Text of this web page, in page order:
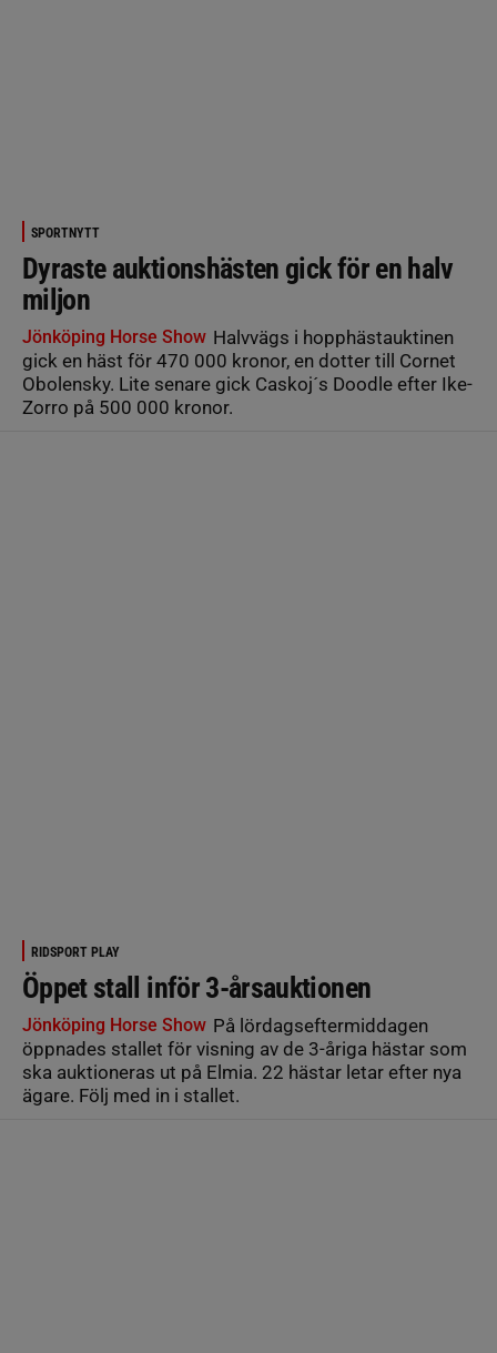
SPORTNYTT
Dyraste auktionshästen gick för en halv
miljon
Jönköping Horse Show Halvvägs i hopphästauktinen
gick en häst för 470 000 kronor, en dotter till Cornet
Obolensky. Lite senare gick Caskoj´s Doodle efter Ike-
Zorro på 500 000 kronor.
RIDSPORT PLAY
Öppet stall inför 3-årsauktionen
Jönköping Horse Show På lördagseftermiddagen
öppnades stallet för visning av de 3-åriga hästar som
ska auktioneras ut på Elmia. 22 hästar letar efter nya
ägare. Följ med in i stallet.